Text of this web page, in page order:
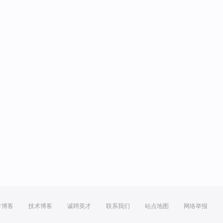
博客 技术博客 诚聘英才 联系我们 站点地图 网络举报